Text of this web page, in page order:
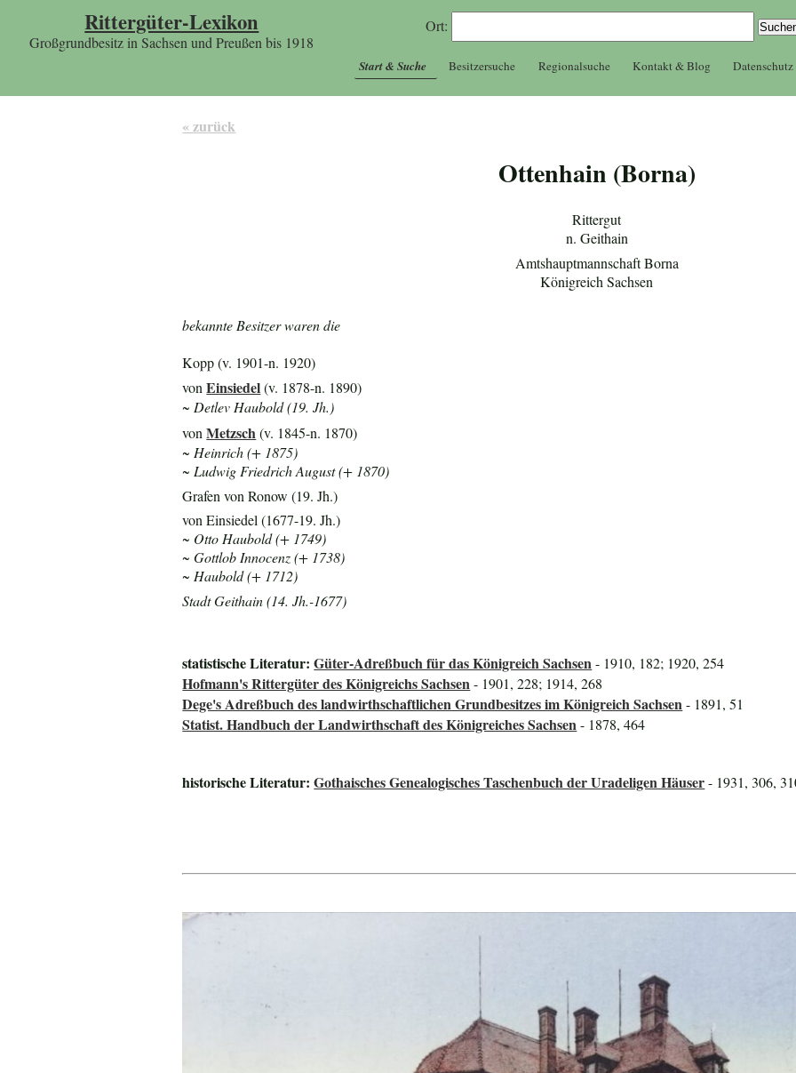
Rittergüter-Lexikon
Großgrundbesitz in Sachsen und Preußen bis 1918
Ort:
Start & Suche Besitzersuche Regionalsuche Kontakt & Blog Datenschutz
« zurück
Ottenhain (Borna)
Rittergut
n. Geithain
Amtshauptmannschaft Borna
Königreich Sachsen
bekannte Besitzer waren die
Kopp (v. 1901-n. 1920)
vonEinsiedel(v. 1878-n. 1890)
~ Detlev Haubold (19. Jh.)
vonMetzsch(v. 1845-n. 1870)
~ Heinrich (+ 1875)
~ Ludwig Friedrich August (+ 1870)
Grafen von Ronow (19. Jh.)
von Einsiedel (1677-19. Jh.)
~ Otto Haubold (+ 1749)
~ Gottlob Innocenz (+ 1738)
~ Haubold (+ 1712)
Stadt Geithain (14. Jh.-1677)
statistische Literatur:Güter-Adreßbuch für das Königreich Sachsen- 1910, 182; 1920, 254
Hofmann's Rittergüter des Königreichs Sachsen- 1901, 228; 1914, 268
Dege's Adreßbuch des landwirthschaftlichen Grundbesitzes im Königreich Sachsen- 1891, 51
Statist. Handbuch der Landwirthschaft des Königreiches Sachsen- 1878, 464
historische Literatur:Gothaisches Genealogisches Taschenbuch der Uradeligen Häuser- 1931, 306,